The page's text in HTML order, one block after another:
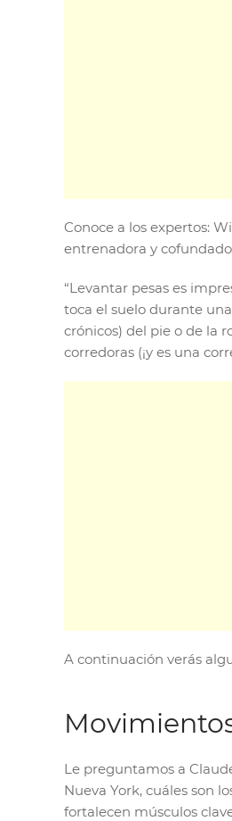
Conoce a los expertos:
entrenadora y
“Levantar pesas es
toca el suelo durante
crónicos) del pie o de la
corredoras (¡y es una
A continuación verás
Le preguntamos a
Nueva York, cuáles son
fortalecen músculos